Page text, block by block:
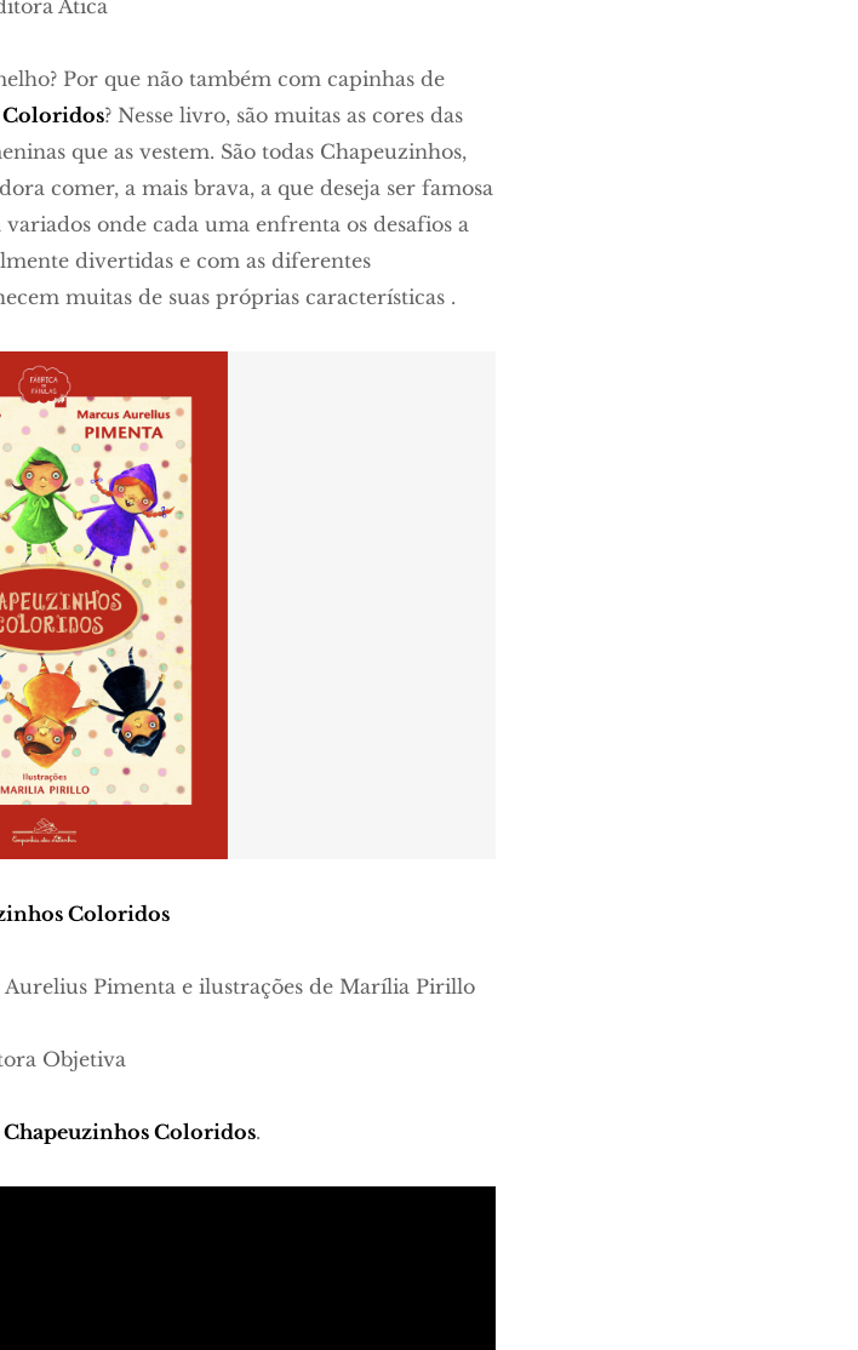
Ática
Por que não também com capinhas de
Coloridos? Nesse livro, são muitas as cores das
que as vestem. São todas Chapeuzinhos,
comer, a mais brava, a que deseja ser famosa
onde cada uma enfrenta os desafios a
divertidas e com as diferentes
muitas de suas próprias características .
Coloridos
Aurelius Pimenta e ilustrações de Marília Pirillo
Objetiva
Chapeuzinhos Coloridos.